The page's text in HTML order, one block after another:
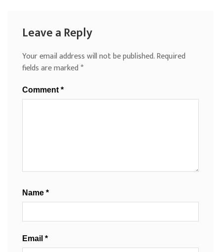
Leave a Reply
Your email address will not be published.Required
fields are marked*
Comment *
Name *
Email *